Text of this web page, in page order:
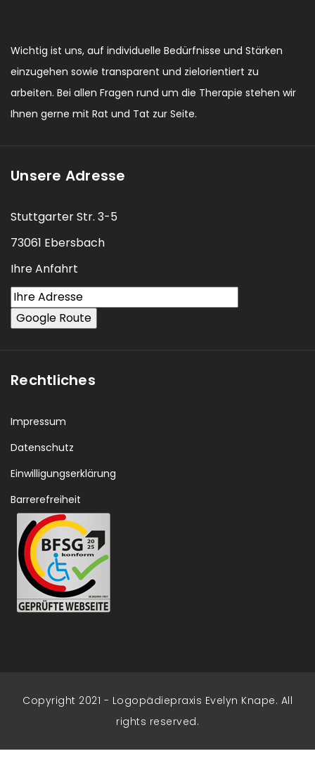
Wichtig ist uns, auf individuelle Bedürfnisse und Stärken
einzugehen sowie transparent und zielorientiert zu
arbeiten. Bei allen Fragen rund um die Therapie stehen wir
Ihnen gerne mit Rat und Tat zur Seite.
Unsere Adresse
Stuttgarter Str. 3-5
73061 Ebersbach
Ihre Anfahrt
Rechtliches
Impressum
Datenschutz
Einwilligungserklärung
Barrerefreiheit
Copyright 2021 - Logopädiepraxis Evelyn Knape. All
rights reserved.